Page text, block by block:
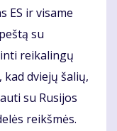
ES ir visame
su
reikalingų
dviejų šalių,
su Rusijos
reikšmės.